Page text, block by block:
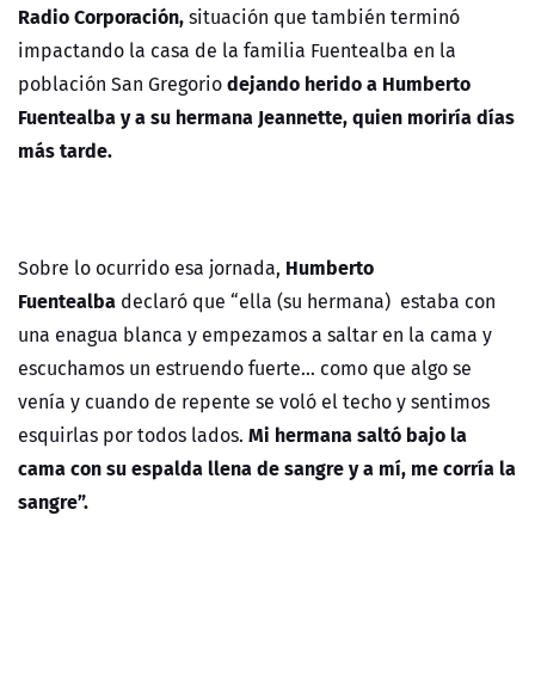
Radio Corporación,situación que también terminó
impactando la casa de la familia Fuentealba en la
población San Gregoriodejando herido a Humberto
Fuentealba y a su hermana Jeannette, quien moriría días
más tarde.
Sobre lo ocurrido esa jornada, Humberto
Fuentealba declaró que “ella (su hermana) estaba con
una enagua blanca y empezamos a saltar en la cama y
escuchamos un estruendo fuerte… como que algo se
venía y cuando de repente se voló el techo y sentimos
esquirlas por todos lados. Mi hermana saltó bajo la
cama con su espalda llena de sangre y a mí, me corría la
sangre”.